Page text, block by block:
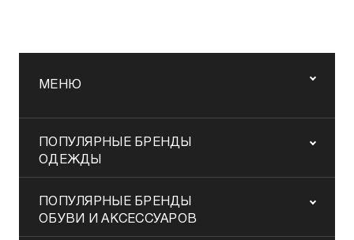
МЕНЮ
ПОПУЛЯРНЫЕ БРЕНДЫ
ОДЕЖДЫ
ПОПУЛЯРНЫЕ БРЕНДЫ
ОБУВИ И АКСЕССУАРОВ